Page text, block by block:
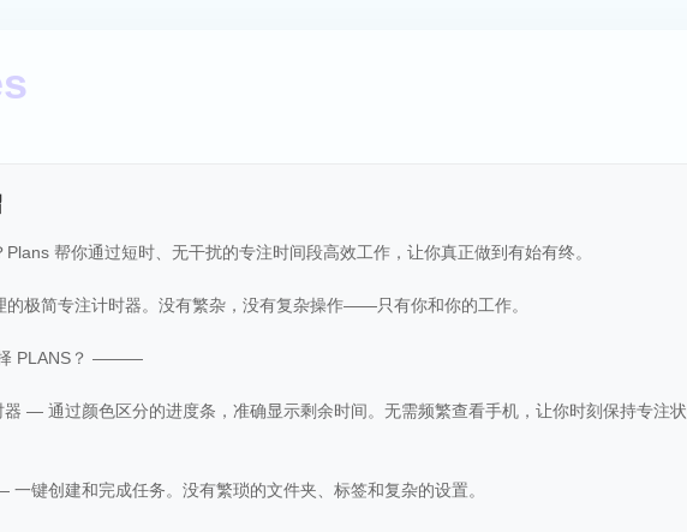
帮你通过短时、无干扰的专注时间段高效工作，让你真正做到有始有终。
的极简专注计时器。没有繁杂，没有复杂操作——只有你和你的工作。
PLANS？ ———
— 通过颜色区分的进度条，准确显示剩余时间。无需频繁查看手机，让你时刻保持专注状
键创建和完成任务。没有繁琐的文件夹、标签和复杂的设置。